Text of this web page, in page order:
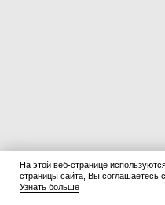
На этой веб-странице
страницы сайта, Вы соглашаетесь
Узнать больше